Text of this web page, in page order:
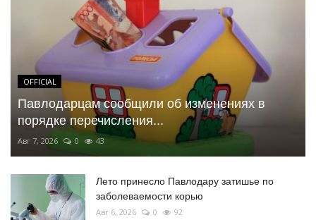
OFFICIAL
Павлодарцам сообщили об изменениях в
порядке перечисления...
Авг 7, 2026 0 43
Лето принесло Павлодару затишье по
заболеваемости корью
Авг 6, 2026 0 92